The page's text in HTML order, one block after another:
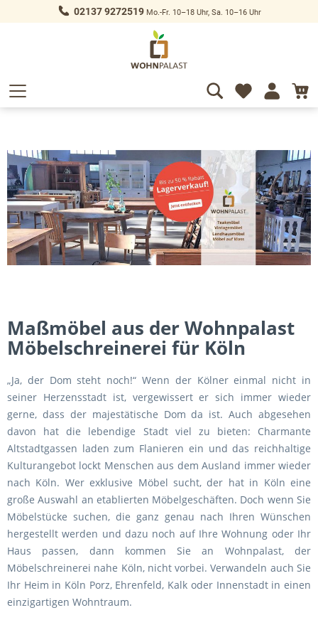
springen 02137 9272519Mo.-Fr. 10–18 Uhr, Sa. 10–16 Uhr
Maßmöbel aus der Wohnpalast
Möbelschreinerei für Köln
„Ja, der Dom steht noch!“ Wenn der Kölner einmal nicht in
seiner Herzensstadt ist, vergewissert er sich immer wieder
gerne, dass der majestätische Dom da ist. Auch abgesehen
davon hat die lebendige Stadt viel zu bieten: Charmante
Altstadtgassen laden zum Flanieren ein und das reichhaltige
Kulturangebot lockt Menschen aus dem Ausland immer wieder
nach Köln. Wer exklusive Möbel sucht, der hat in Köln eine
große Auswahl an etablierten Möbelgeschäften. Doch wenn Sie
Möbelstücke suchen, die ganz genau nach Ihren Wünschen
hergestellt werden und dazu noch auf Ihre Wohnung oder Ihr
Haus passen, dann kommen Sie an Wohnpalast, der
Möbelschreinerei nahe Köln, nicht vorbei. Verwandeln auch Sie
Ihr Heim in Köln Porz, Ehrenfeld, Kalk oder Innenstadt in einen
einzigartigen Wohntraum.